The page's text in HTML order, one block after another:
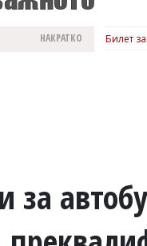
НАКРАТКО Билет
за